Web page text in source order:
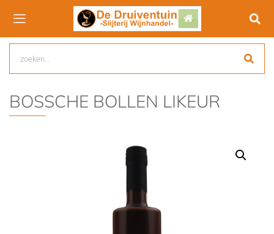
BOSSCHE BOLLEN LIKEUR